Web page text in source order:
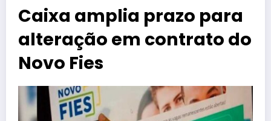
Caixa amplia prazo para
alteração em contrato do
Novo Fies